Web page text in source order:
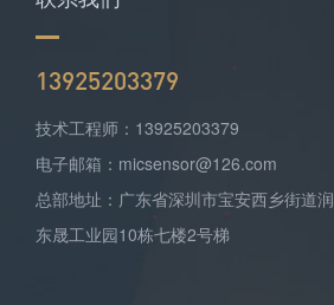
13925203379
技术工程师：13925203379
电子邮箱：micsensor@126.com
总部地址：广东省深圳市宝安西乡街道润
东晟工业园10栋七楼2号梯